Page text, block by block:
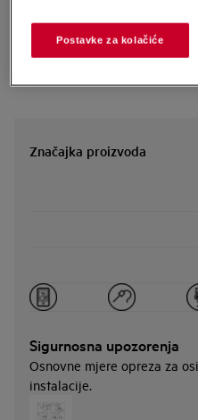
2023/988 navedeni su u
Za sigurno korištenje
priručnik.
Značajka proizvoda
Sigurnosna upozorenja
Osnovne mjere opreza za
instalacije.
Postavke za kolačiće